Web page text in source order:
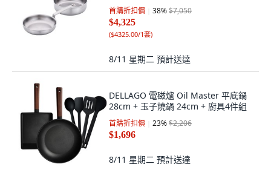
首購折扣價 38%$7,050
$4,325
($4325.00/1套)
8/11 星期二 預計送達
DELLAGO 電磁爐 Oil Master 平底鍋
28cm + 玉子燒鍋 24cm + 廚具4件組
首購折扣價 23%$2,206
$1,696
8/11 星期二 預計送達